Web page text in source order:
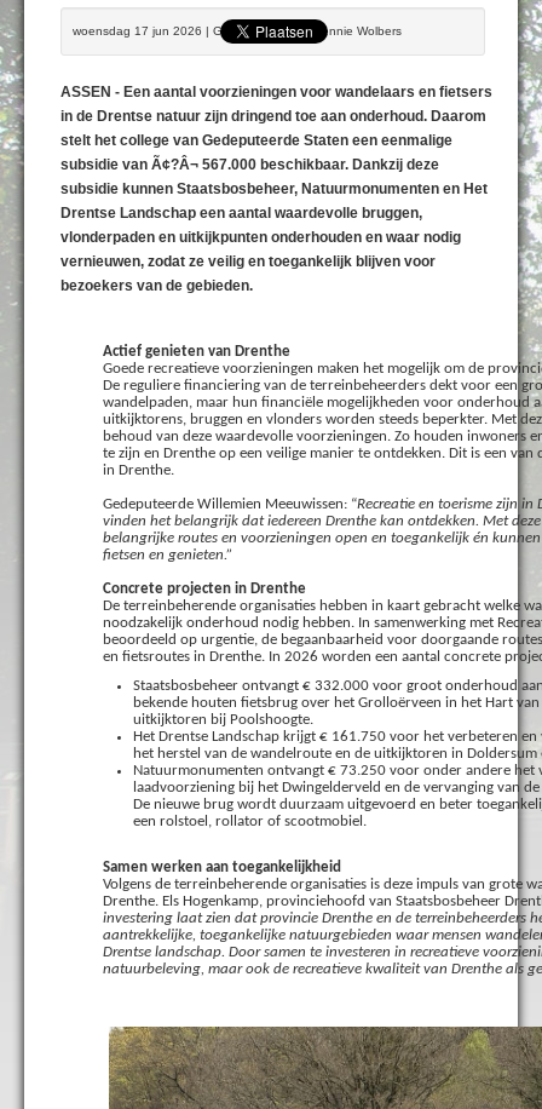
woensdag 17 jun 2026 | Geschreven door Bennie Wolbers
ASSEN - Een aantal voorzieningen voor wandelaars en fietsers
in de Drentse natuur zijn dringend toe aan onderhoud. Daarom
stelt het college van Gedeputeerde Staten een eenmalige
subsidie van Ã¢?Â¬ 567.000 beschikbaar. Dankzij deze
subsidie kunnen Staatsbosbeheer, Natuurmonumenten en Het
Drentse Landschap een aantal waardevolle bruggen,
vlonderpaden en uitkijkpunten onderhouden en waar nodig
vernieuwen, zodat ze veilig en toegankelijk blijven voor
bezoekers van de gebieden.
Actief genieten van Drenthe
Goede recreatieve voorzieningen maken het mogelijk om de
De reguliere financiering van de terreinbeheerders dekt voor een
wandelpaden, maar hun financiële mogelijkheden voor onderhoud
uitkijktorens, bruggen en vlonders worden steeds beperkter. Met
behoud van deze waardevolle voorzieningen. Zo houden inwoners
te zijn en Drenthe op een veilige manier te ontdekken. Dit is een van
in Drenthe.
Gedeputeerde Willemien Meeuwissen: “Recreatie en toerisme zijn in
vinden het belangrijk dat iedereen Drenthe kan ontdekken. Met
belangrijke routes en voorzieningen open en toegankelijk én
fietsen en genieten.”
Concrete projecten in Drenthe
De terreinbeherende organisaties hebben in kaart gebracht welke
noodzakelijk onderhoud nodig hebben. In samenwerking met
beoordeeld op urgentie, de begaanbaarheid voor doorgaande
en fietsroutes in Drenthe. In 2026 worden een aantal concrete
Staatsbosbeheer ontvangt € 332.000 voor groot onderhoud
bekende houten fietsbrug over het Grolloërveen in het Hart
uitkijktoren bij Poolshoogte.
Het Drentse Landschap krijgt € 161.750 voor het verbeteren
het herstel van de wandelroute en de uitkijktoren in
Natuurmonumenten ontvangt € 73.250 voor onder andere het
laadvoorziening bij het Dwingelderveld en de vervanging van
De nieuwe brug wordt duurzaam uitgevoerd en beter
een rolstoel, rollator of scootmobiel.
Samen werken aan toegankelijkheid
Volgens de terreinbeherende organisaties is deze impuls van grote
Drenthe. Els Hogenkamp, provinciehoofd van Staatsbosbeheer
investering laat zien dat provincie Drenthe en de terreinbeheerders
aantrekkelijke, toegankelijke natuurgebieden waar mensen
Drentse landschap. Door samen te investeren in recreatieve
natuurbeleving, maar ook de recreatieve kwaliteit van Drenthe als